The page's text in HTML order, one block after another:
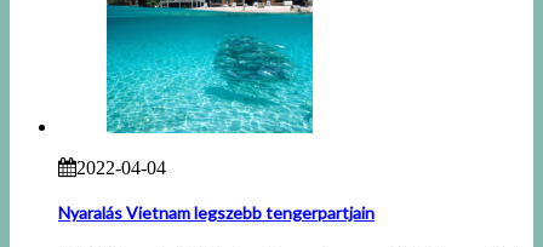
2022-04-04
Nyaralás Vietnam legszebb tengerpartjain